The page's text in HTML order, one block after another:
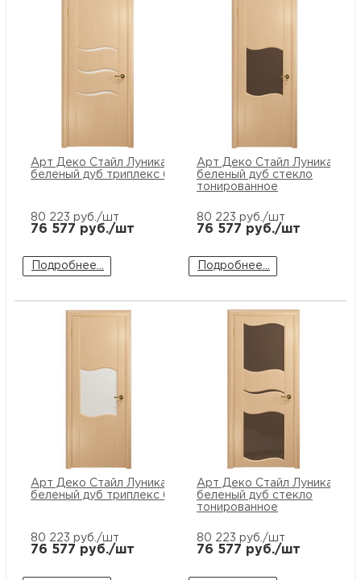
Арт Деко Стайл Луника-3
беленый дуб триплекс белый
80 223 руб./шт
76 577 руб./шт
Подробнее...
Арт Деко Стайл Луника-5
беленый дуб стекло
тонированное
80 223 руб./шт
76 577 руб./шт
Подробнее...
Арт Деко Стайл Луника-5
беленый дуб триплекс белый
80 223 руб./шт
76 577 руб./шт
Арт Деко Стайл Луника-6
беленый дуб стекло
тонированное
80 223 руб./шт
76 577 руб./шт